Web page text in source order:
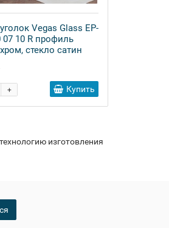
Vegas Glass EP-
07 10 R профиль
стекло сатин
+ Купить
изготовления